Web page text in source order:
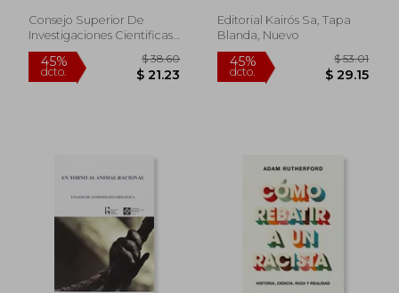
45%
dcto. $ 30.96
45%
dcto.
Consejo Superior De
Investigaciones Cientificas,
1 Edición, Tapa Blanda,
Nuevo
Editorial Kairós Sa, Tapa
Blanda, Nuevo